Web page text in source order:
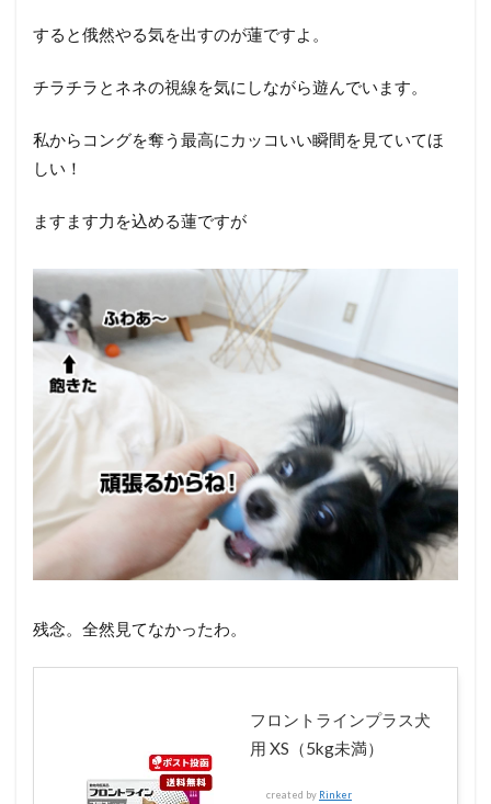
すると俄然やる気を出すのが蓮ですよ。
チラチラとネネの視線を気にしながら遊んでいます。
私からコングを奪う最高にカッコいい瞬間を見ていてほ
しい！
ますます力を込める蓮ですが
残念。全然見てなかったわ。
フロントラインプラス犬
用 XS（5kg未満）
created by Rinker